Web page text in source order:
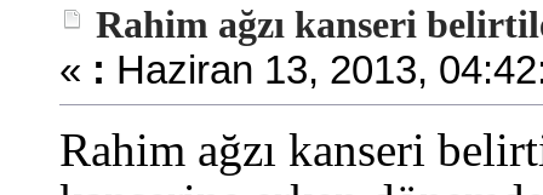
Rahim ağzı kanseri
« : Haziran 13, 2013,
Rahim ağzı kanseri